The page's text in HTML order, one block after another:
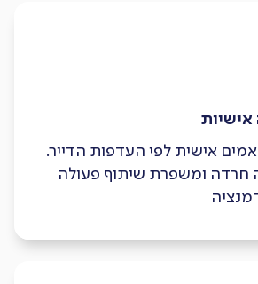
אישיות
אישית לפי העדפות הדייר.
חרדה ומשפרת שיתוף פעולה